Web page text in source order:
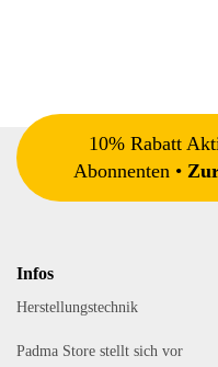
10% Rabatt
Abonnenten •
Infos
Herstellungstechnik
Padma Store stellt sich vor